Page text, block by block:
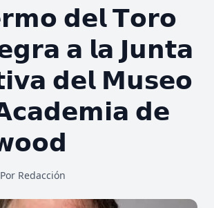
𝗱𝗲𝗹 𝗧𝗼𝗿𝗼
𝗮 𝗹𝗮 𝗝𝘂𝗻𝘁𝗮
𝗱𝗲𝗹 𝗠𝘂𝘀𝗲𝗼
𝗱𝗲
Por Redacción